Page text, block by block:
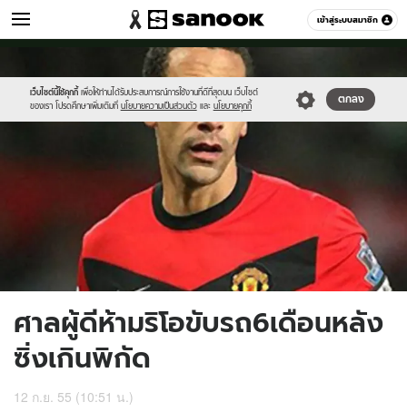
เข้าสู่ระบบสมาชิก
กีฬา หมวดอื่นๆ
เว็บไซต์นี้ใช้คุกกี้ เพื่อให้ท่านได้รับประสบการณ์การใช้งานที่ดีที่สุดบน เว็บไซต์
ของเรา โปรดศึกษาเพิ่มเติมที่ นโยบายความเป็นส่วนตัว และ นโยบายคุกกี้
ตกลง
//s.isanook.com/sr/0/images/logo-
new-
sanook.png
//s.isanook.com/sp/0/ud/9/45461/403976-
01.jpg
ศาลผู้ดีห้ามริโอขับรถ6เดือนหลัง
ซิ่งเกินพิกัด
12 ก.ย. 55 (10:51 น.)